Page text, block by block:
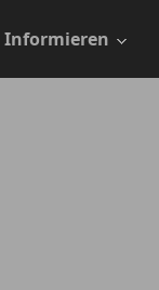
Informieren